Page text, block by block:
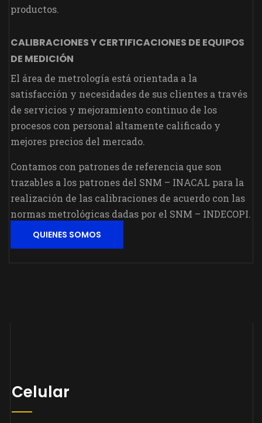
productos.
CALIBRACIONES Y CERTIFICACIONES DE EQUIPOS
DE MEDICIÓN
El área de metrología está orientada a la
satisfacción y necesidades de sus clientes a través
de servicios y mejoramiento continuo de los
procesos con personal altamente calificado y
mejores precios del mercado.
Contamos con patrones de referencia que son
trazables a los patrones del SNM – INACAL para la
realización de las calibraciones de acuerdo con las
normas metrológicas dadas por el SNM – INDECOPI.
QUIENES SOMOS
Celular